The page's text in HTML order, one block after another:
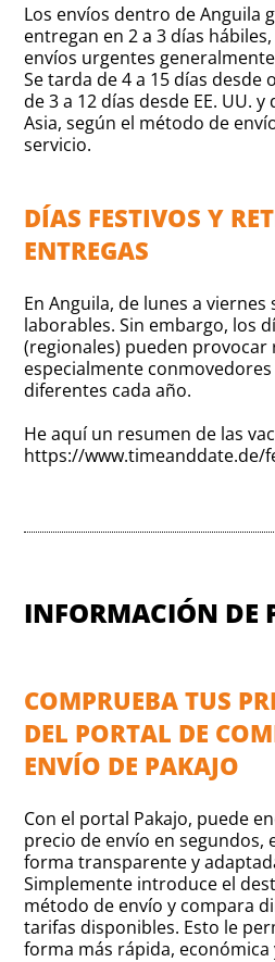
Los envíos dentro de Anguila
entregan en 2 a 3 días
envíos urgentes
Se tarda de 4 a 15 días desde
de 3 a 12 días desde EE. UU.
Asia, según el método de
servicio.
DÍAS FESTIVOS Y
ENTREGAS
En Anguila, de lunes a
laborables. Sin embargo, los
(regionales) pueden provocar
especialmente conmovedores
diferentes cada año.
He aquí un resumen de las
https://www.timeanddate.de/
INFORMACIÓN DE
COMPRUEBA TUS
DEL PORTAL DE
ENVÍO DE PAKAJO
Con el portal Pakajo, puede
precio de envío en segundos,
forma transparente y
Simplemente introduce el
método de envío y compara
tarifas disponibles. Esto le
forma más rápida, económica